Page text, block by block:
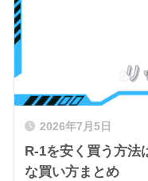
2026年7月5日
R-1を安く買う方法
な買い方まとめ